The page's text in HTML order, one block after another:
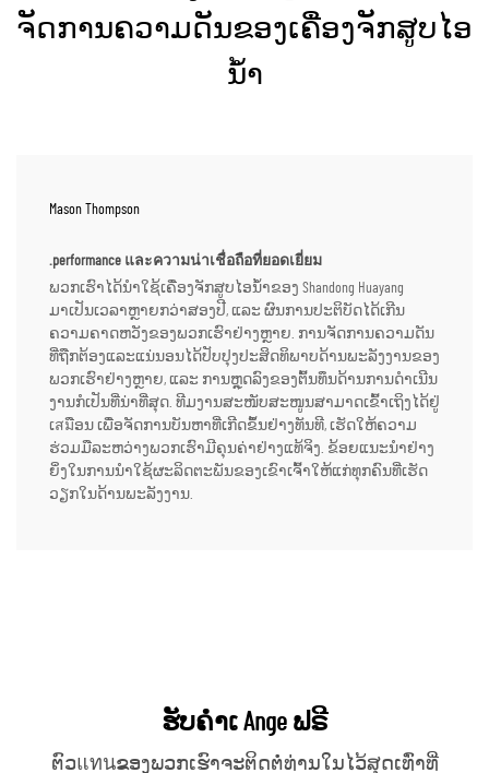
ຈັດການຄວາມດັນຂອງເຄື່ອງຈັກສູບໄອ
ນ້ຳ
Mason Thompson
.performance และความน่าเชื่อถือที่ยอดเยี่ยม
ພວກເຮົາໄດ້ນຳໃຊ້ເຄື່ອງຈັກສູບໄອນ້ຳຂອງ Shandong Huayang
ມາເປັນເວລາຫຼາຍກວ່າສອງປີ, ແລະ ຜົນການປະຕິບັດໄດ້ເກີນ
ຄວາມຄາດຫວັງຂອງພວກເຮົາຢ່າງຫຼາຍ. ການຈັດການຄວາມດັນ
ທີ່ຖືກຕ້ອງແລະແນ່ນອນໄດ້ປັບປຸງປະສິດທິພາບດ້ານພະລັງງານຂອງ
ພວກເຮົາຢ່າງຫຼາຍ, ແລະ ການຫຼຸດລົງຂອງຕົ້ນທຶນດ້ານການດຳເນີນ
ງານກໍເປັນທີ່ນ່າທີ່ສຸດ. ທີມງານສະໜັບສະໜູນສາມາດເຂົ້າເຖິງໄດ້ຢູ່
ເสมືອນ ເພື່ອຈັດການບັນຫາທີ່ເກີດຂຶ້ນຢ່າງທັນທີ, ເຮັດໃຫ້ຄວາມ
ຮ່ວມມືລະຫວ່າງພວກເຮົາມີຄຸນຄ່າຢ່າງແທ້ຈິງ. ຂ້ອຍແນະນຳຢ່າງ
ຍິ່ງໃນການນຳໃຊ້ຜະລິດຕະພັນຂອງເຂົາເຈົ້າໃຫ້ແກ່ທຸກຄົນທີ່ເຮັດ
ວຽກໃນດ້ານພະລັງງານ.
ຮັບຄຳເ Ange ຟຣີ
ຕົວแทนຂອງພວກເຮົາຈະຕິດຕໍ່ທ່ານໃນໄວ້ສຸດເທົ່າທີ່